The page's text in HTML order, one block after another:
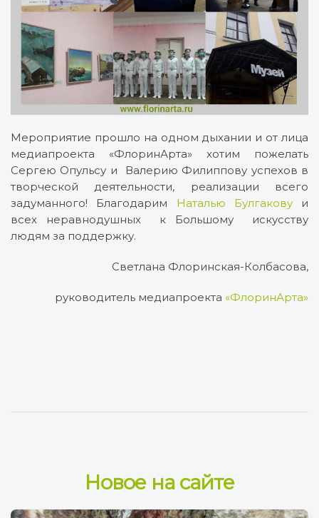
Мероприятие прошло на одном дыхании и от лица
медиапроекта «ФлоринАрта» хотим пожелать
Сергею Опульсу и Валерию Филиппову успехов в
творческой деятельности, реализации всего
задуманного! Благодарим Наталью Булгаковуи
всех неравнодушных к Большому искусству
людям за поддержку.
Светлана Флоринская-Колбасова,
руководитель медиапроекта «ФлоринАрта»
Новое на сайте